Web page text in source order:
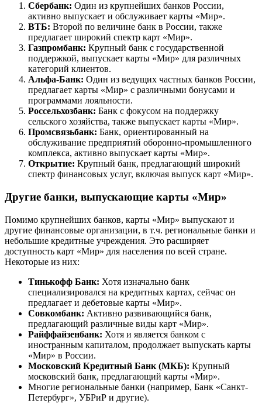
Сбербанк: Один из крупнейших банков России,
активно выпускает и обслуживает карты «Мир».
ВТБ: Второй по величине банк в России, также
предлагает широкий спектр карт «Мир».
Газпромбанк: Крупный банк с государственной
поддержкой, выпускает карты «Мир» для различных
категорий клиентов.
Альфа-Банк: Один из ведущих частных банков России,
предлагает карты «Мир» с различными бонусами и
программами лояльности.
Россельхозбанк: Банк с фокусом на поддержку
сельского хозяйства, также выпускает карты «Мир».
Промсвязьбанк: Банк, ориентированный на
обслуживание предприятий оборонно-промышленного
комплекса, активно выпускает карты «Мир».
Открытие: Крупный банк, предлагающий широкий
спектр финансовых услуг, включая выпуск карт «Мир».
Другие банки, выпускающие карты «Мир»
Помимо крупнейших банков, карты «Мир» выпускают и
другие финансовые организации, в т.ч. региональные банки и
небольшие кредитные учреждения. Это расширяет
доступность карт «Мир» для населения по всей стране.
Некоторые из них:
Тинькофф Банк: Хотя изначально банк
специализировался на кредитных картах, сейчас он
предлагает и дебетовые карты «Мир».
Совкомбанк: Активно развивающийся банк,
предлагающий различные виды карт «Мир».
Райффайзенбанк: Хотя и является банком с
иностранным капиталом, продолжает выпускать карты
«Мир» в России.
Московский Кредитный Банк (МКБ): Крупный
московский банк, предлагающий карты «Мир».
Многие региональные банки (например, Банк «Санкт-
Петербург», УБРиР и другие).